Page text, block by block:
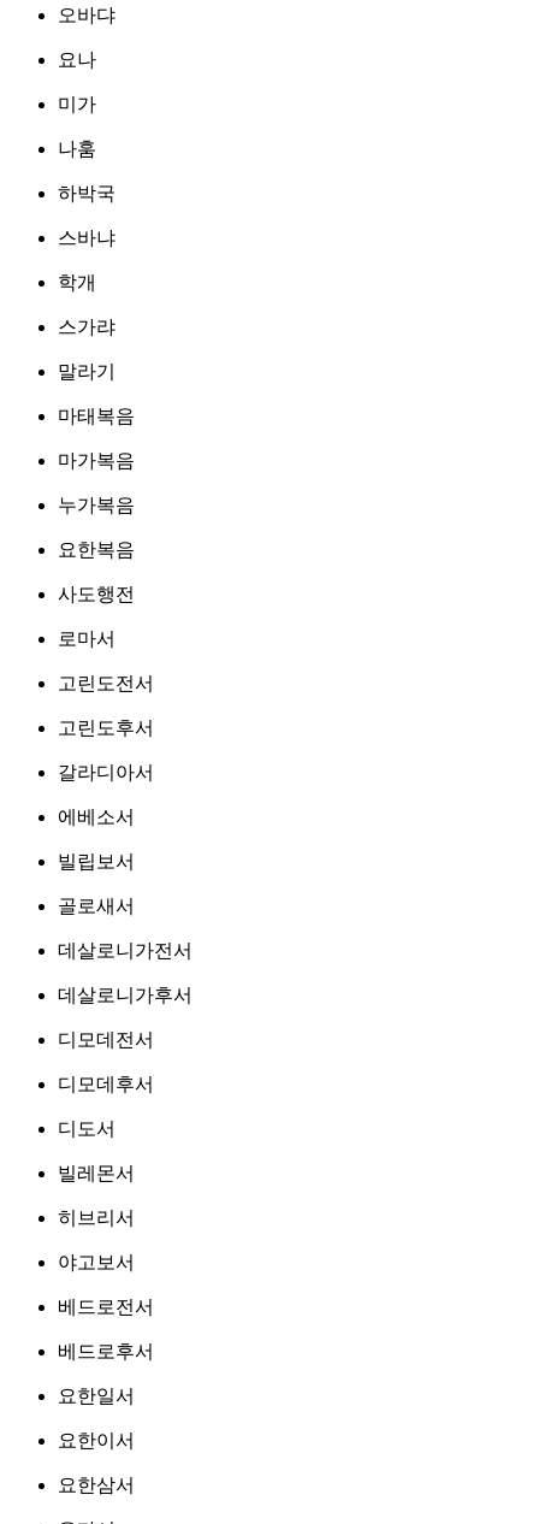
오바댜
요나
미가
나훔
하박국
스바냐
학개
스가랴
말라기
마태복음
마가복음
누가복음
요한복음
사도행전
로마서
고린도전서
고린도후서
갈라디아서
에베소서
빌립보서
골로새서
데살로니가전서
데살로니가후서
디모데전서
디모데후서
디도서
빌레몬서
히브리서
야고보서
베드로전서
베드로후서
요한일서
요한이서
요한삼서